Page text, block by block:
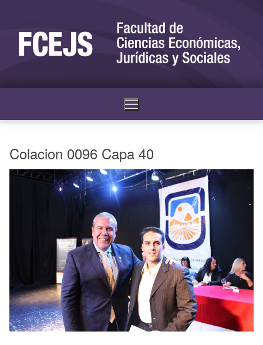
Colacion 0096 Capa 40